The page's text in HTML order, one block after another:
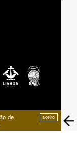
de
.
aceito